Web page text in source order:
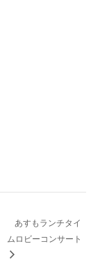
あすもランチタイ
ムロビーコンサート